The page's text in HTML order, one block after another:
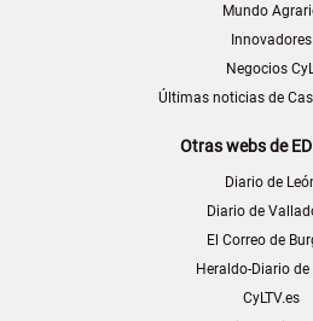
Mundo
Innovadores
Negocios CyL
Últimas noticias de
Otras webs de
Diario de
Diario de
El Correo de
Heraldo-Diario de
CyLTV.es